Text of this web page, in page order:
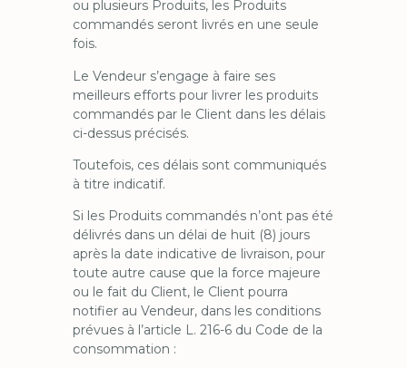
ou plusieurs Produits, les Produits
commandés seront livrés en une seule
fois.
Le Vendeur s’engage à faire ses
meilleurs efforts pour livrer les produits
commandés par le Client dans les délais
ci-dessus précisés.
Toutefois, ces délais sont communiqués
à titre indicatif.
Si les Produits commandés n’ont pas été
délivrés dans un délai de huit (8) jours
après la date indicative de livraison, pour
toute autre cause que la force majeure
ou le fait du Client, le Client pourra
notifier au Vendeur, dans les conditions
prévues à l’article L. 216-6 du Code de la
consommation :